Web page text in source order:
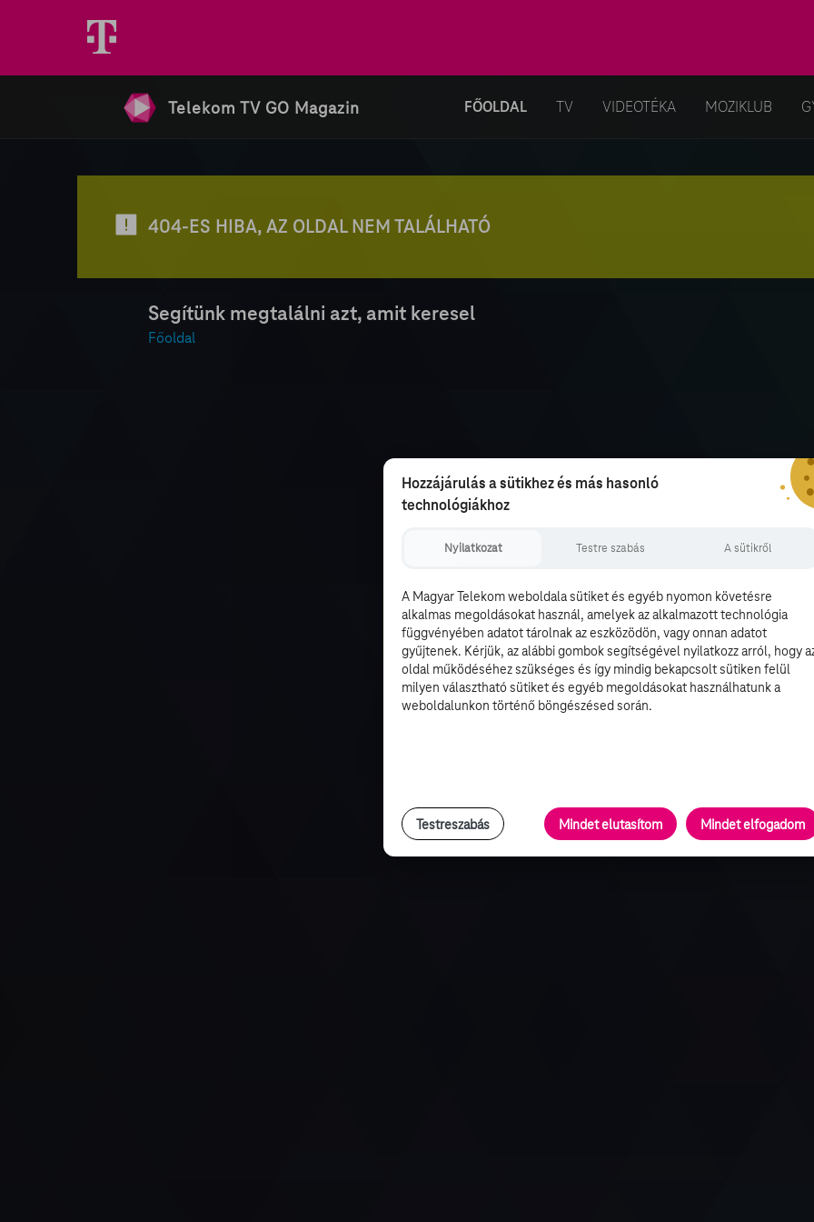
Telekom TV GO Magazin FŐOLDAL TV VIDEOTÉKA MOZIKLUB
404-ES HIBA, AZ OLDAL NEM TALÁLHATÓ
Segítünk megtalálni azt, amit keresel
Főoldal
Hozzájárulás a sütikhez és más hasonló
technológiákhoz
Nyilatkozat Testre szabás A sütikről
A Magyar Telekom weboldala sütiket és egyéb nyomon követésre
alkalmas megoldásokat használ, amelyek az alkalmazott technológia
függvényében adatot tárolnak az eszközödön, vagy onnan adatot
gyűjtenek. Kérjük, az alábbi gombok segítségével nyilatkozz arról, hogy
oldal működéséhez szükséges és így mindig bekapcsolt sütiken felül
milyen választható sütiket és egyéb megoldásokat használhatunk a
weboldalunkon történő böngészésed során.
Testreszabás Mindet elutasítom Mindet elfogadom